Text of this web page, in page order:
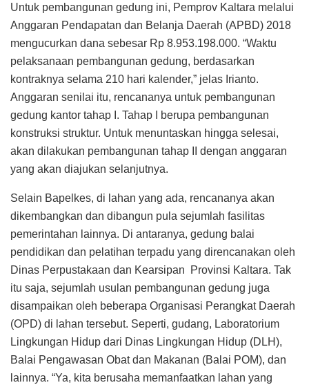
Untuk pembangunan gedung ini, Pemprov Kaltara melalui
Anggaran Pendapatan dan Belanja Daerah (APBD) 2018
mengucurkan dana sebesar Rp 8.953.198.000. “Waktu
pelaksanaan pembangunan gedung, berdasarkan
kontraknya selama 210 hari kalender,” jelas Irianto.
Anggaran senilai itu, rencananya untuk pembangunan
gedung kantor tahap I. Tahap I berupa pembangunan
konstruksi struktur. Untuk menuntaskan hingga selesai,
akan dilakukan pembangunan tahap II dengan anggaran
yang akan diajukan selanjutnya.
Selain Bapelkes, di lahan yang ada, rencananya akan
dikembangkan dan dibangun pula sejumlah fasilitas
pemerintahan lainnya. Di antaranya, gedung balai
pendidikan dan pelatihan terpadu yang direncanakan oleh
Dinas Perpustakaan dan Kearsipan Provinsi Kaltara. Tak
itu saja, sejumlah usulan pembangunan gedung juga
disampaikan oleh beberapa Organisasi Perangkat Daerah
(OPD) di lahan tersebut. Seperti, gudang, Laboratorium
Lingkungan Hidup dari Dinas Lingkungan Hidup (DLH),
Balai Pengawasan Obat dan Makanan (Balai POM), dan
lainnya. “Ya, kita berusaha memanfaatkan lahan yang